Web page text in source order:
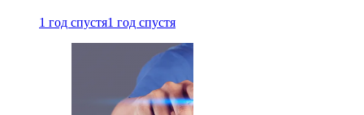
1 год спустя1 год спустя